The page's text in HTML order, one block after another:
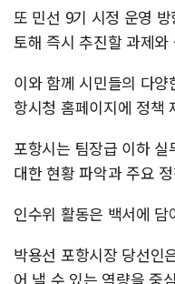
또 민선 9기 시정 운영
토해 즉시 추진할 과제
이와 함께 시민들의 다
항시청 홈페이지에 정책
포항시는 팀장급 이하
대한 현황 파악과 주요
인수위 활동은 백서에
박용선 포항시장 당선인
어 낼 수 있는 역량을 중